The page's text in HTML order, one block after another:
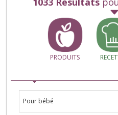
PRODUITS
Pour bébé